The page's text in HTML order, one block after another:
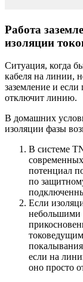
Работа
изоляции
Ситуация, когда
кабеля на линии,
заземление и
отключит линию.
В домашних
изоляции фазы
В системе
потенциал
по
Если
небольшими
если на
оно просто